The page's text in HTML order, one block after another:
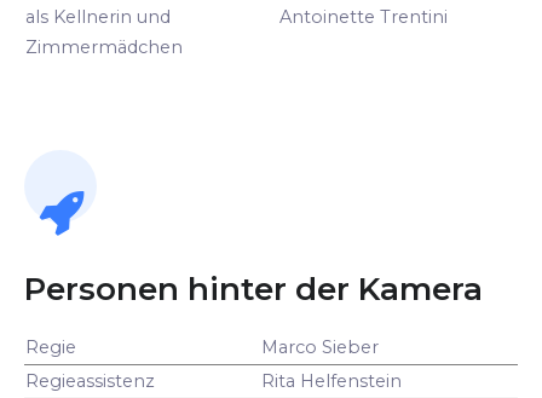
als Kellnerin und
Zimmermädchen
Antoinette Trentini
Personen hinter der Kamera
Regie
Marco Sieber
Regieassistenz
Rita Helfenstein